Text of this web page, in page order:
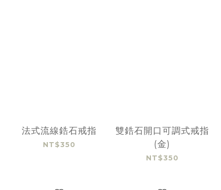
法式流線鋯石戒指
NT$350
雙鋯石開口可調式戒指
(金)
NT$350